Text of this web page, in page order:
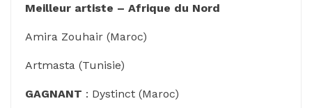
Meilleur artiste – Afrique du Nord
Amira Zouhair (Maroc)
Artmasta (Tunisie)
GAGNANT : Dystinct (Maroc)